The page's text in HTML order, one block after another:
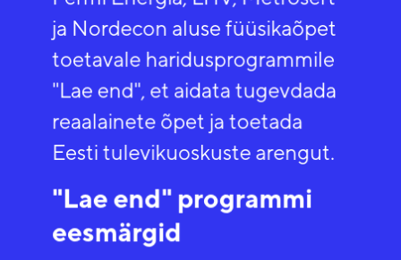
ja Nordecon aluse füüsikaõpet
toetavale haridusprogrammile
"Lae end", et aidata tugevdada
reaalainete õpet ja toetada
Eesti tulevikuoskuste arengut.
"Lae end" programmi
eesmärgid​